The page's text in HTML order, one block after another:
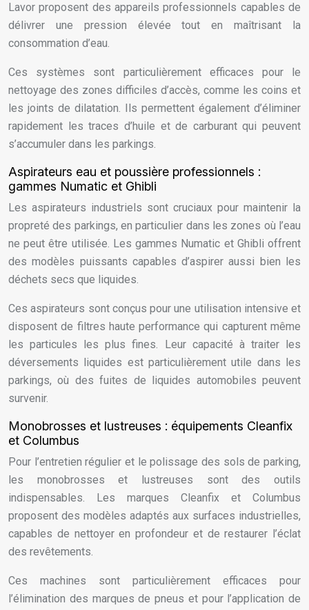
Lavor proposent des appareils professionnels capables de
délivrer une pression élevée tout en maîtrisant la
consommation d’eau.
Ces systèmes sont particulièrement efficaces pour le
nettoyage des zones difficiles d’accès, comme les coins et
les joints de dilatation. Ils permettent également d’éliminer
rapidement les traces d’huile et de carburant qui peuvent
s’accumuler dans les parkings.
Aspirateurs eau et poussière professionnels :
gammes Numatic et Ghibli
Les aspirateurs industriels sont cruciaux pour maintenir la
propreté des parkings, en particulier dans les zones où l’eau
ne peut être utilisée. Les gammes Numatic et Ghibli offrent
des modèles puissants capables d’aspirer aussi bien les
déchets secs que liquides.
Ces aspirateurs sont conçus pour une utilisation intensive et
disposent de filtres haute performance qui capturent même
les particules les plus fines. Leur capacité à traiter les
déversements liquides est particulièrement utile dans les
parkings, où des fuites de liquides automobiles peuvent
survenir.
Monobrosses et lustreuses : équipements Cleanfix
et Columbus
Pour l’entretien régulier et le polissage des sols de parking,
les monobrosses et lustreuses sont des outils
indispensables. Les marques Cleanfix et Columbus
proposent des modèles adaptés aux surfaces industrielles,
capables de nettoyer en profondeur et de restaurer l’éclat
des revêtements.
Ces machines sont particulièrement efficaces pour
l’élimination des marques de pneus et pour l’application de